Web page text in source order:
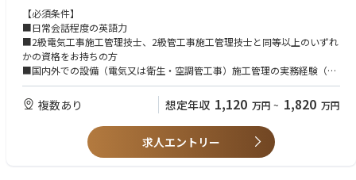
■業務内容：
・クライアント、施工業者とのネゴ/打合せ
・実行予算、見積もり、工事スケジュール等の書類作成
・施工図面作成、チェック、修正
・資材、職人の手配
・引き渡し
・ローカル施工管理者の指導 など
★駐在の詳細については面接内で詳細お話頂きます。海外でチャレンジ・
キャリアの幅を広げたい方のご応募お待ちしております。
【必須条件】
■日常会話程度の英語力
■2級電気工事施工管理技士、2級管工事施工管理技士と同等以上のいずれ
かの資格をお持ちの方
■国内外での設備（電気又は衛生・空調管工事）施工管理の実務経験（5
年以上）
【歓迎条件】
■海外での設備施工管理の実務経験のある方
複数あり 想定年収 1,120 万円 ~ 1,820 万円
求人エントリー